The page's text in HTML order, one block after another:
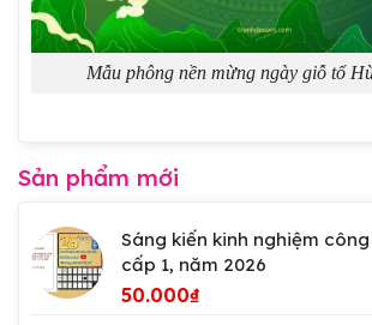
Mẫu phông nền mừng ngày giỗ tổ
Sản phẩm mới
Sáng kiến kinh nghiệm
cấp 1, năm 2026
50.000₫